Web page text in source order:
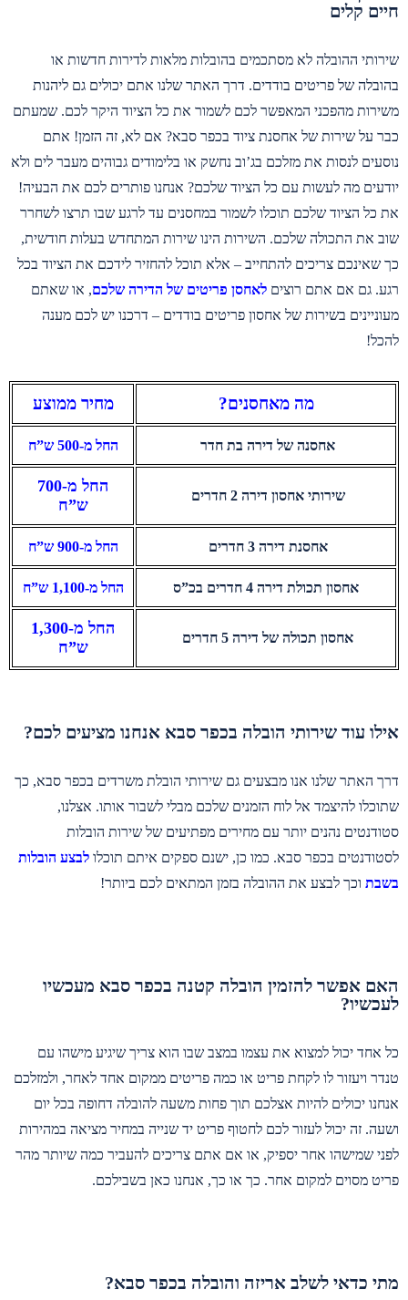
חיים קלים
שירותי ההובלה לא מסתכמים בהובלות מלאות לדירות חדשות או
בהובלה של פריטים בודדים. דרך האתר שלנו אתם יכולים גם ליהנות
משירות מהפכני המאפשר לכם לשמור את כל הציוד היקר לכם. שמעתם
כבר על שירות של אחסנת ציוד בכפר סבא? אם לא, זה הזמן! אתם
נוסעים לנסות את מזלכם בג’וב נחשק או בלימודים גבוהים מעבר לים ולא
יודעים מה לעשות עם כל הציוד שלכם? אנחנו פותרים לכם את הבעיה!
את כל הציוד שלכם תוכלו לשמור במחסנים עד לרגע שבו תרצו לשחרר
שוב את התכולה שלכם. השירות הינו שירות המתחדש בעלות חודשית,
כך שאינכם צריכים להתחייב – אלא תוכל להחזיר לידכם את הציוד בכל
רגע. גם אם אתם רוצים לאחסן פריטים של הדירה שלכם, או שאתם
מעוניינים בשירות של אחסון פריטים בודדים – דרכנו יש לכם מענה
להכל!
מה מאחסנים? מחיר ממוצע
אחסנה של דירה בת חדר החל מ-500 ש”ח
שירותי אחסון דירה 2 חדרים
החל מ-700
ש”ח
אחסנת דירה 3 חדרים החל מ-900 ש”ח
אחסון תכולת דירה 4 חדרים בכ”ס החל מ-1,100 ש”ח
אחסון תכולה של דירה 5 חדרים
החל מ-1,300
ש”ח
אילו עוד שירותי הובלה בכפר סבא אנחנו מציעים לכם?
דרך האתר שלנו אנו מבצעים גם שירותי הובלת משרדים בכפר סבא, כך
שתוכלו להיצמד אל לוח הזמנים שלכם מבלי לשבור אותו. אצלנו,
סטודנטים נהנים יותר עם מחירים מפתיעים של שירות הובלות
לסטודנטים בכפר סבא. כמו כן, ישנם ספקים איתם תוכלו לבצע הובלות
בשבת וכך לבצע את ההובלה בזמן המתאים לכם ביותר!
האם אפשר להזמין הובלה קטנה בכפר סבא מעכשיו
לעכשיו?
כל אחד יכול למצוא את עצמו במצב שבו הוא צריך שיגיע מישהו עם
טנדר ויעזור לו לקחת פריט או כמה פריטים ממקום אחד לאחר, ולמזלכם
אנחנו יכולים להיות אצלכם תוך פחות משעה להובלה דחופה בכל יום
ושעה. זה יכול לעזור לכם לחטוף פריט יד שנייה במחיר מציאה במהירות
לפני שמישהו אחר יספיק, או אם אתם צריכים להעביר כמה שיותר מהר
פריט מסוים למקום אחר. כך או כך, אנחנו כאן בשבילכם.
מתי כדאי לשלב אריזה והובלה בכפר סבא?